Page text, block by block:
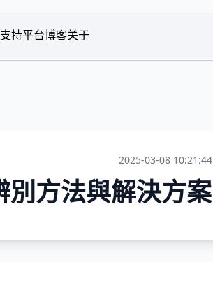
支持平台博客关于
2025-03-08 10:21:44
方法與解決方案